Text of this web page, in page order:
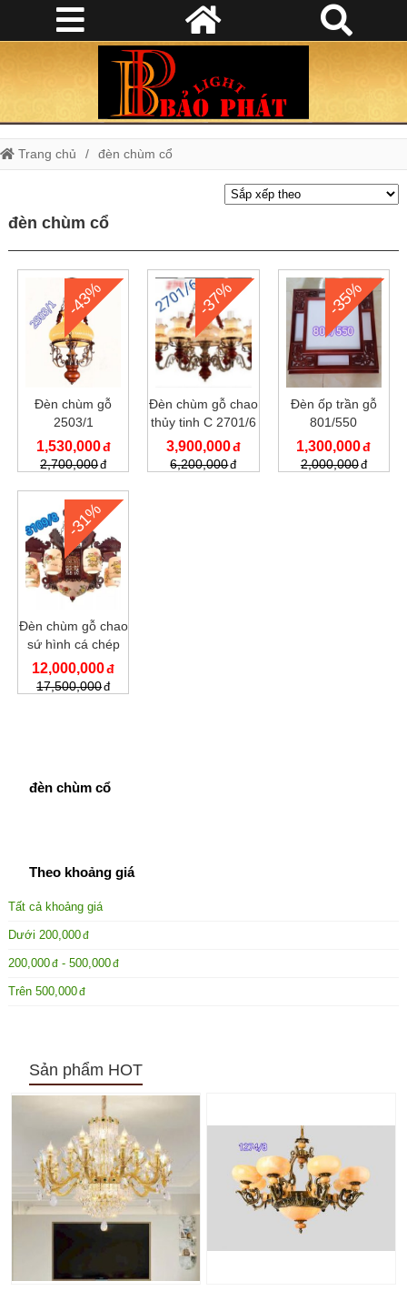
Trang chủ đèn chùm cổ
đèn chùm cổ
-43%
Đèn chùm gỗ
2503/1
1,530,000
2,700,000
-37%
Đèn chùm gỗ chao
thủy tinh C 2701/6
3,900,000
6,200,000
-35%
Đèn ốp trần gỗ
801/550
1,300,000
2,000,000
-31%
Đèn chùm gỗ chao
sứ hình cá chép
C3109/8
12,000,000
17,500,000
đèn chùm cổ
Theo khoảng giá
Tất cả khoảng giá
Dưới 200,000
200,000 - 500,000
Trên 500,000
Sản phẩm HOT